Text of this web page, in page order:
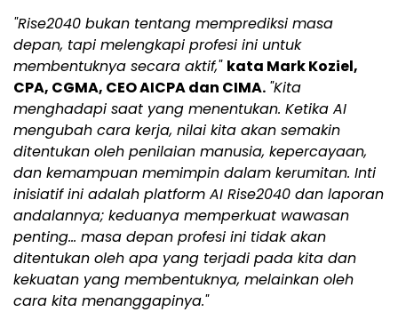
"Rise2040 bukan tentang memprediksi masa
depan, tapi melengkapi profesi ini untuk
membentuknya secara aktif," kata Mark Koziel,
CPA, CGMA, CEO AICPA dan CIMA. "Kita
menghadapi saat yang menentukan. Ketika AI
mengubah cara kerja, nilai kita akan semakin
ditentukan oleh penilaian manusia, kepercayaan,
dan kemampuan memimpin dalam kerumitan. Inti
inisiatif ini adalah platform AI Rise2040 dan laporan
andalannya; keduanya memperkuat wawasan
penting… masa depan profesi ini tidak akan
ditentukan oleh apa yang terjadi pada kita dan
kekuatan yang membentuknya, melainkan oleh
cara kita menanggapinya."